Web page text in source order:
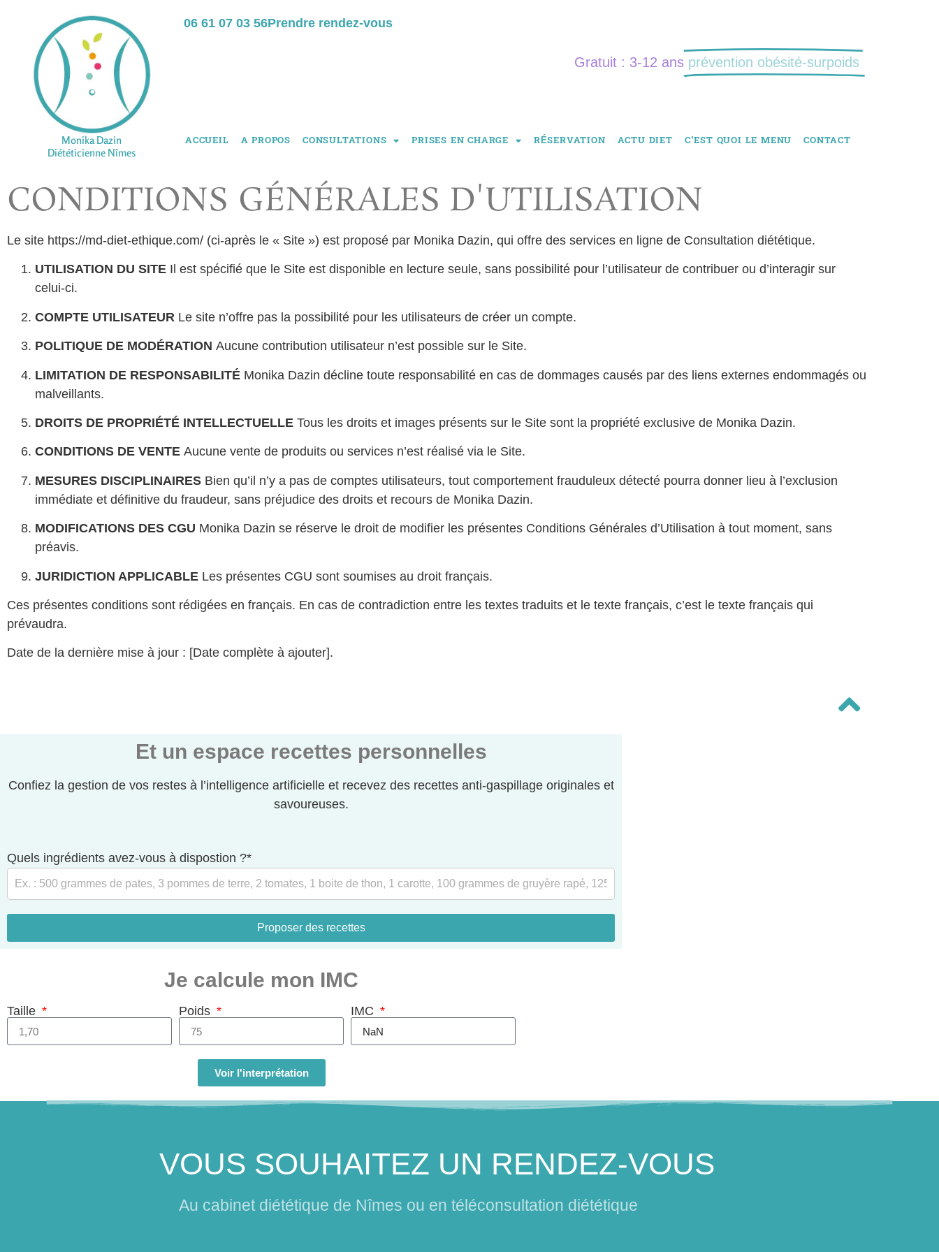
Monika Dazin
Diététicienne Nîmes
06 61 07 03 56Prendre rendez-vous
Gratuit : 3-12 ans prévention obésité-surpoids
ACCUEIL A PROPOS CONSULTATIONS PRISES EN CHARGE RÉSERVATION ACTU DIET C’EST QUOI LE MENU CONTACT
CONDITIONS GÉNÉRALES D'UTILISATION
Le site https://md-diet-ethique.com/ (ci-après le « Site ») est proposé par Monika Dazin, qui offre des services en ligne de Consultation diététique.
UTILISATION DU SITE Il est spécifié que le Site est disponible en lecture seule, sans possibilité pour l’utilisateur de contribuer ou d’interagir sur
celui-ci.
COMPTE UTILISATEUR Le site n’offre pas la possibilité pour les utilisateurs de créer un compte.
POLITIQUE DE MODÉRATION Aucune contribution utilisateur n’est possible sur le Site.
LIMITATION DE RESPONSABILITÉ Monika Dazin décline toute responsabilité en cas de dommages causés par des liens externes endommagés ou
malveillants.
DROITS DE PROPRIÉTÉ INTELLECTUELLE Tous les droits et images présents sur le Site sont la propriété exclusive de Monika Dazin.
CONDITIONS DE VENTE Aucune vente de produits ou services n’est réalisé via le Site.
MESURES DISCIPLINAIRES Bien qu’il n’y a pas de comptes utilisateurs, tout comportement frauduleux détecté pourra donner lieu à l’exclusion
immédiate et définitive du fraudeur, sans préjudice des droits et recours de Monika Dazin.
MODIFICATIONS DES CGU Monika Dazin se réserve le droit de modifier les présentes Conditions Générales d’Utilisation à tout moment, sans
préavis.
JURIDICTION APPLICABLE Les présentes CGU sont soumises au droit français.
Ces présentes conditions sont rédigées en français. En cas de contradiction entre les textes traduits et le texte français, c’est le texte français qui
prévaudra.
Date de la dernière mise à jour : [Date complète à ajouter].
Et un espace recettes personnelles
Confiez la gestion de vos restes à l’intelligence artificielle et recevez des recettes anti-gaspillage originales et
savoureuses.
Quels ingrédients avez-vous à dispostion ?*
Proposer des recettes
Je calcule mon IMC
Taille Poids IMC
Calculez
Voir l'interprétation
VOUS SOUHAITEZ UN RENDEZ-VOUS
Au cabinet diététique de Nîmes ou en téléconsultation diététique